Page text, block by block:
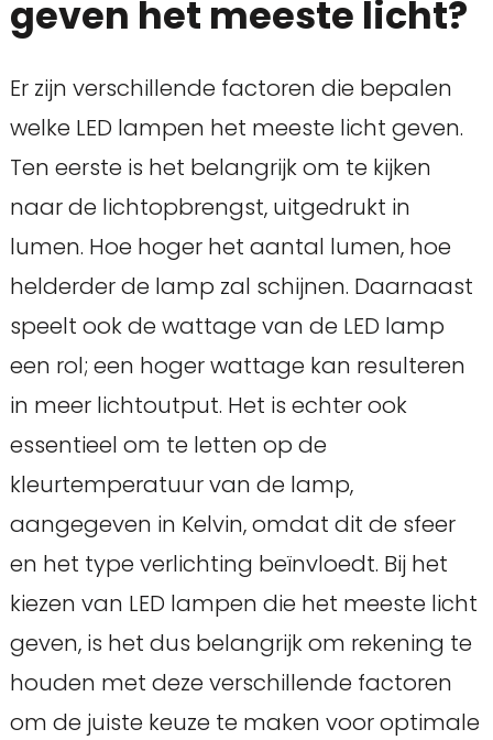
geven het meeste licht?
Er zijn verschillende factoren die bepalen
welke LED lampen het meeste licht geven.
Ten eerste is het belangrijk om te kijken
naar de lichtopbrengst, uitgedrukt in
lumen. Hoe hoger het aantal lumen, hoe
helderder de lamp zal schijnen. Daarnaast
speelt ook de wattage van de LED lamp
een rol; een hoger wattage kan resulteren
in meer lichtoutput. Het is echter ook
essentieel om te letten op de
kleurtemperatuur van de lamp,
aangegeven in Kelvin, omdat dit de sfeer
en het type verlichting beïnvloedt. Bij het
kiezen van LED lampen die het meeste licht
geven, is het dus belangrijk om rekening te
houden met deze verschillende factoren
om de juiste keuze te maken voor optimale